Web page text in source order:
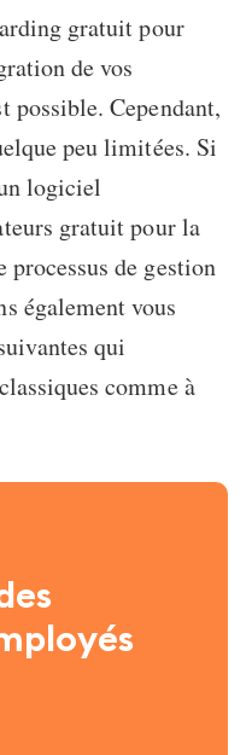
gratuit pour
de vos
possible. Cependant,
peu limitées. Si
logiciel
gratuit pour la
processus de gestion
également vous
qui
comme à